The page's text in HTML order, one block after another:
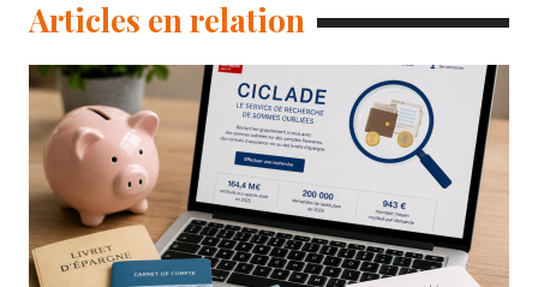
Articles en relation